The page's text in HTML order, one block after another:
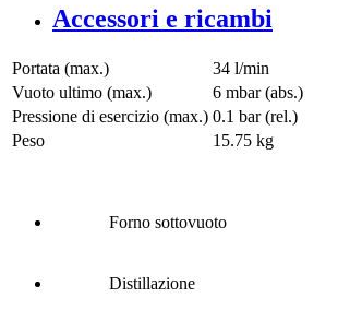
Accessori e ricambi
Portata (max.)
34 l/min
Vuoto ultimo (max.)
6 mbar (abs.)
Pressione di esercizio (max.) 0.1 bar (rel.)
Peso
15.75 kg
Forno sottovuoto
Distillazione